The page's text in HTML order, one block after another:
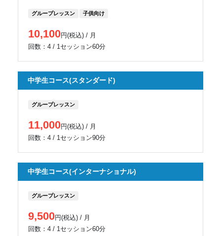
グループレッスン 子供向け
10,100円(税込) / 月
回数：4 / 1セッション60分
中学生コース(スタンダード)
グループレッスン
11,000円(税込) / 月
回数：4 / 1セッション90分
中学生コース(インターナショナル)
グループレッスン
9,500円(税込) / 月
回数：4 / 1セッション60分